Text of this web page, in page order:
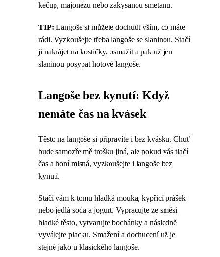
kečup, majonézu nebo zakysanou smetanu.
TIP: Langoše si můžete dochutit vším, co máte
rádi. Vyzkoušejte třeba langoše se slaninou. Stačí
ji nakrájet na kostičky, osmažit a pak už jen
slaninou posypat hotové langoše.
Langoše bez kynutí: Když
nemáte čas na kvásek
Těsto na langoše si připravíte i bez kvásku. Chuť
bude samozřejmě trošku jiná, ale pokud vás tlačí
čas a honí mlsná, vyzkoušejte i langoše bez
kynutí.
Stačí vám k tomu hladká mouka, kypřicí prášek
nebo jedlá soda a jogurt. Vypracujte ze směsi
hladké těsto, vytvarujte bochánky a následně
vyválejte placku. Smažení a dochucení už je
stejné jako u klasického langoše.